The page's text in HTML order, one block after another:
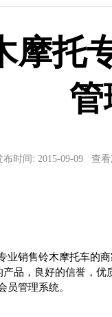
摩托
管
布时间: 2015-09-09 查
业销售铃木摩托车的
品，良好的信誉，
员管理系统。